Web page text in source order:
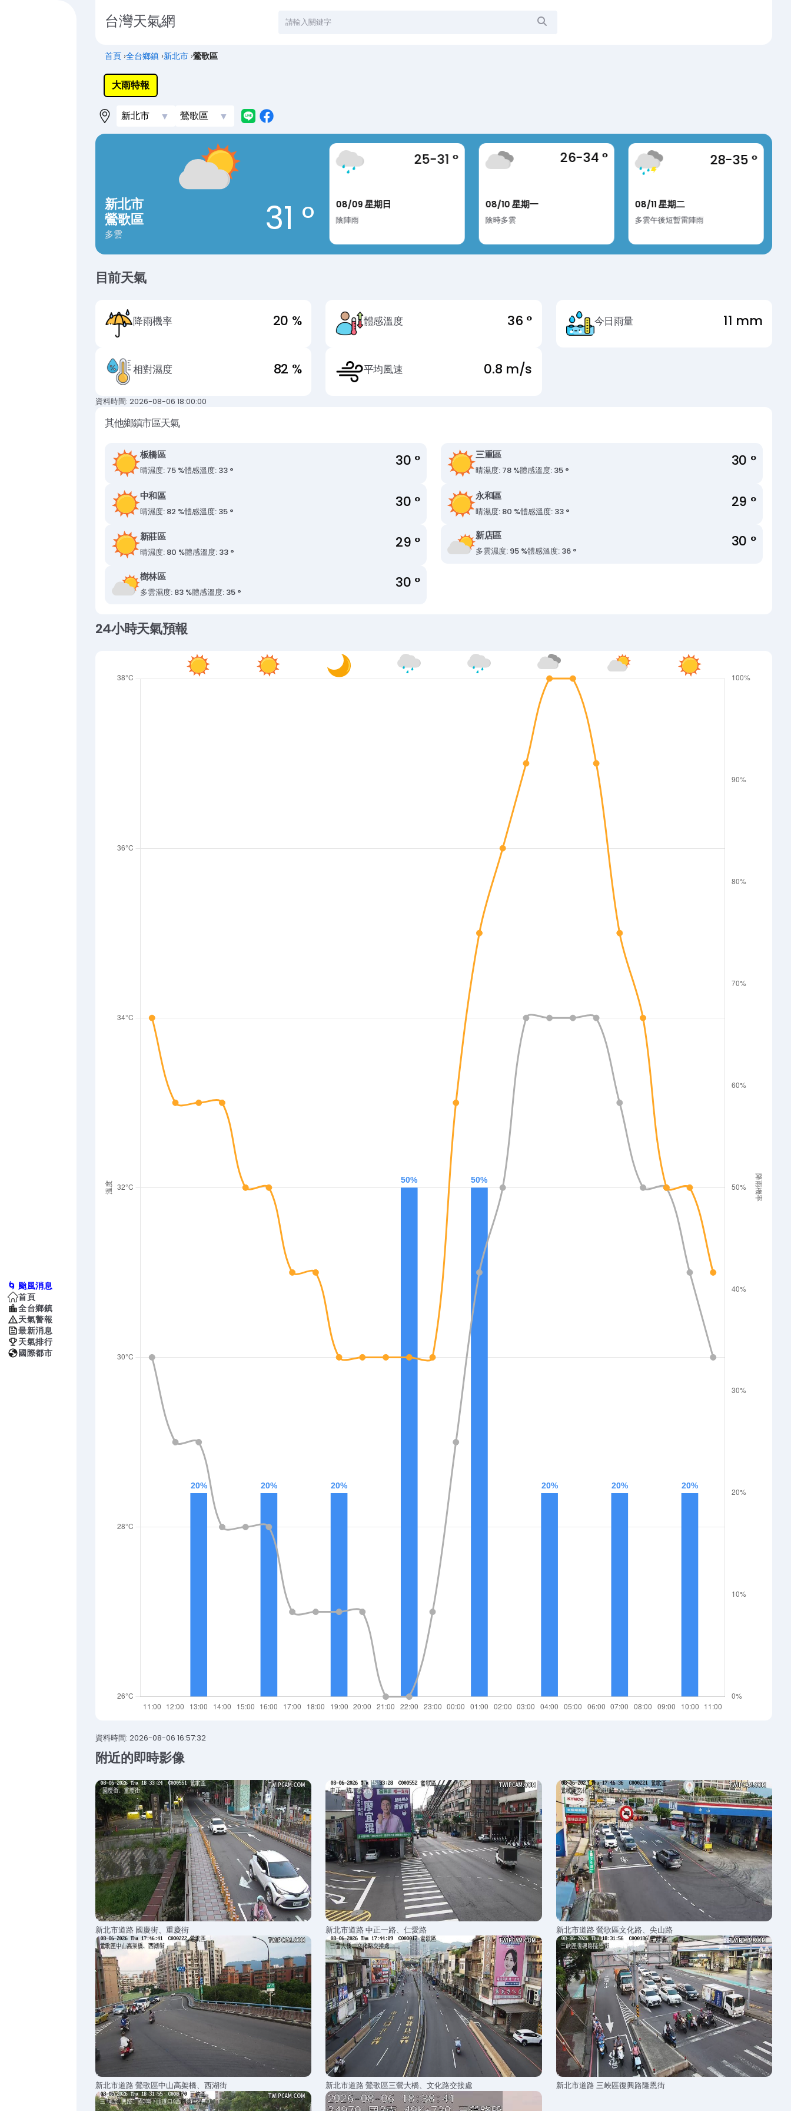
台灣天氣網 站內搜尋
首頁›全台鄉鎮›新北市›鶯歌區
大雨特報
新北市
鶯歌區
多雲 31 °
25-31 °
08/09 星期日
陰陣雨
26-34 °
08/10 星期一
陰時多雲
28-35 °
08/11 星期二
多雲午後短暫雷陣雨
目前天氣
降雨機率 20 % 體感溫度 36 ° 今日雨量 11 mm
相對濕度 82 % 平均風速 0.8 m/s
資料時間: 2026-08-06 18:00:00
其他鄉鎮市區天氣
板橋區
晴濕度: 75 %體感溫度: 33 °
30 ° 三重區
晴濕度: 78 %體感溫度: 35 °
30 °
中和區
晴濕度: 82 %體感溫度: 35 °
30 ° 永和區
晴濕度: 80 %體感溫度: 33 °
29 °
新莊區
晴濕度: 80 %體感溫度: 33 °
29 ° 新店區
多雲濕度: 95 %體感溫度: 36 °
30 °
樹林區
多雲濕度: 83 %體感溫度: 35 °
30 °
24小時天氣預報
資料時間: 2026-08-06 16:57:32
附近的即時影像
新北市道路 國慶街、重慶街 新北市道路 中正一路、仁愛路 新北市道路 鶯歌區文化路、尖山路
新北市道路 鶯歌區中山高架橋、西湖街 新北市道路 鶯歌區三鶯大橋、文化路交接處 新北市道路 三峽區復興路隆恩街
🌀 颱風消息
首頁
全台鄉鎮
天氣警報
最新消息
天氣排行
國際都市